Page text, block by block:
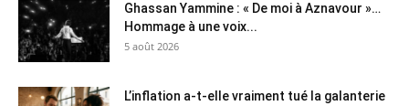
Ghassan Yammine : « De moi à Aznavour »…
Hommage à une voix...
5 août 2026
L’inflation a-t-elle vraiment tué la galanterie